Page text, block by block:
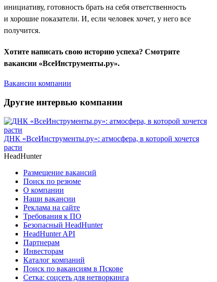
инициативу, готовность брать на себя ответственность
и хорошие показатели. И, если человек хочет, у него все
получится.
Хотите написать свою историю успеха? Смотрите
вакансии «ВсеИнструменты.ру».
Вакансии компании
Другие интервью компании
ДНК «ВсеИнструменты.ру»: атмосфера, в которой хочется
расти
HeadHunter
Размещение вакансий
Поиск по резюме
О компании
Наши вакансии
Реклама на сайте
Требования к ПО
Безопасный HeadHunter
HeadHunter API
Партнерам
Инвесторам
Каталог компаний
Поиск по вакансиям в Пскове
Сетка: соцсеть для нетворкинга